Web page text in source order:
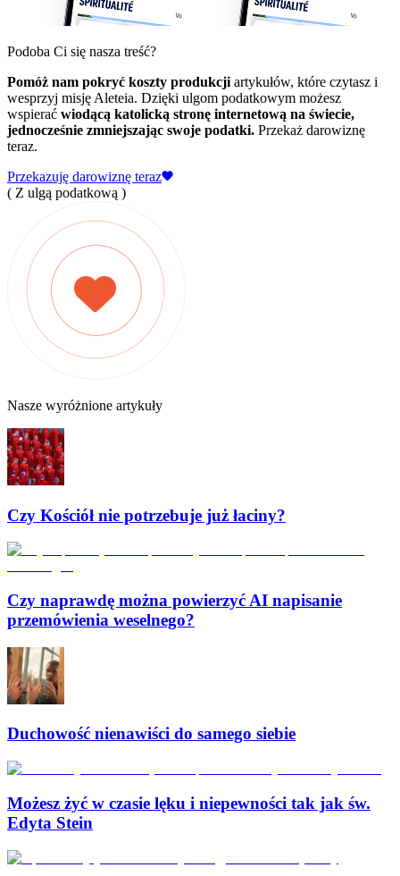
Podoba Ci się nasza treść?
Pomóż nam pokryć koszty produkcji artykułów, które czytasz i
wesprzyj misję Aleteia. Dzięki ulgom podatkowym możesz
wspierać wiodącą katolicką stronę internetową na świecie,
jednocześnie zmniejszając swoje podatki. Przekaż darowiznę
teraz.
Przekazuję darowiznę teraz
( Z ulgą podatkową )
Nasze wyróżnione artykuły
Czy Kościół nie potrzebuje już łaciny?
Czy naprawdę można powierzyć AI napisanie
przemówienia weselnego?
Duchowość nienawiści do samego siebie
Możesz żyć w czasie lęku i niepewności tak jak św.
Edyta Stein